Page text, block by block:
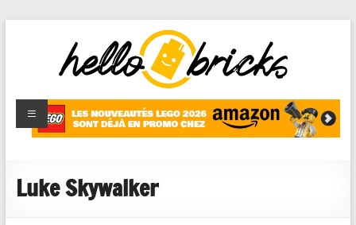
HelloBricks
Blog LEGO,
nouveaut�s
reviews
Luke Skywalker